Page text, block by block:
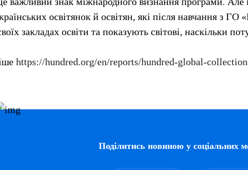
освітянок й освітян, які після навчання з
закладах освіти та показують світові, наскільки
https://hundred.org/en/reports/hundred-global-
Поділитись новиною у соціальних